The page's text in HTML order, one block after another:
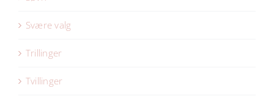
Svære valg
Trillinger
Tvillinger